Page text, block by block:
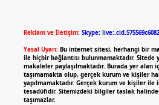
Reklam ve İletişim: Skype:
Yasal Uyarı: Bu internet sitesi, herhangi bir
ile hiçbir bağlantısı bulunmamaktadır. Sitede
makaleler paylaşılmaktadır. Burada yer alan
taşımamakta olup, gerçek kurum ve kişiler
yapılmamaktadır. Gerçek kurum ve kişiler
tesadüfidir. Sitemizdeki bilgiler taslak
taşımazlar.